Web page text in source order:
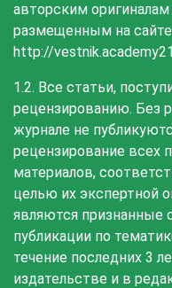
авторским
размещенным на
http://
1.2. Все статьи,
рецензированию. Без
журнале не
рецензирование всех
материалов,
целью их экспертной
являются
публикации по
течение последних 3
издательстве и в